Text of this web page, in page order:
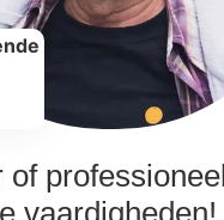
of
vaardigheden!